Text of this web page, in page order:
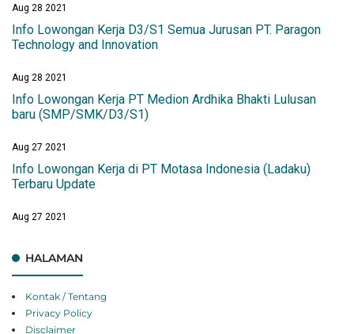
Aug 28 2021
Info Lowongan Kerja D3/S1 Semua Jurusan PT. Paragon
Technology and Innovation
Aug 28 2021
Info Lowongan Kerja PT Medion Ardhika Bhakti Lulusan
baru (SMP/SMK/D3/S1)
Aug 27 2021
Info Lowongan Kerja di PT Motasa Indonesia (Ladaku)
Terbaru Update
Aug 27 2021
HALAMAN
Kontak / Tentang
Privacy Policy
Disclaimer